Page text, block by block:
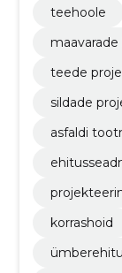
teehoole
teede
sildade
asfaldi
korrashoid